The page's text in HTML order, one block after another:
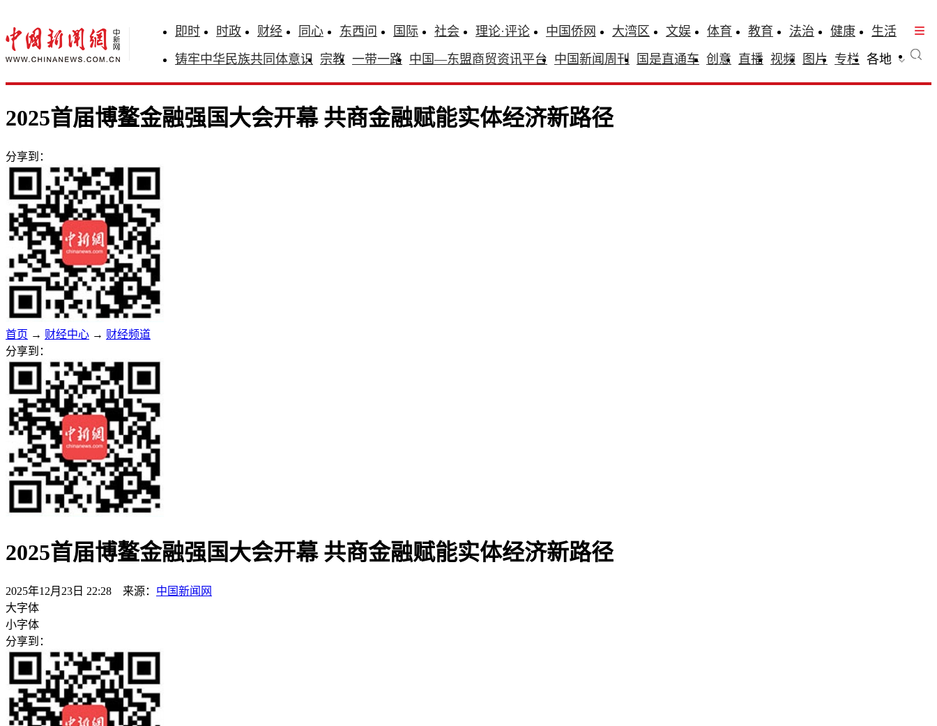
即时 时政 财经 同心 东西问 国际 社会 理论·评论 中国侨网 大湾区 文娱 体育 教育 法治 健康
生活
铸牢中华民族共同体意识 宗教 一带一路 中国—东盟商贸资讯平台 中国新闻周刊 国是直通车 创意 直播 视频 图片 专栏 各地
2025首届博鳌金融强国大会开幕 共商金融赋能实体经济新路径
分享到：
首页 → 财经中心 → 财经频道
分享到：
2025首届博鳌金融强国大会开幕 共商金融赋能实体经济新路径
2025年12月23日 22:28 来源： 中国新闻网
大字体
小字体
分享到：